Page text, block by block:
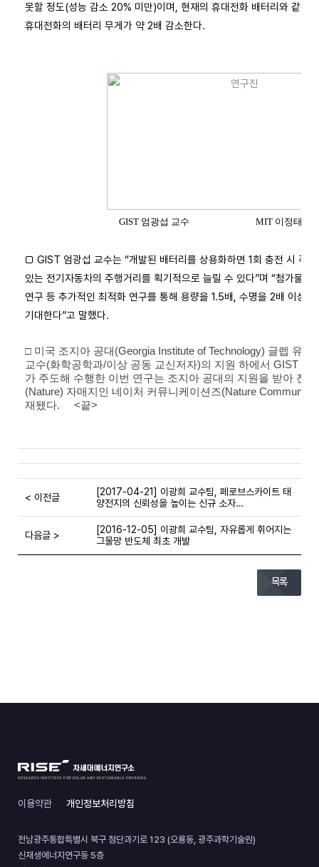
못할 정도(성능 감소 20% 미만)이며, 현재의 휴대전화 배터리와 같은
휴대전화의 배터리 무게가 약 2배 감소한다.
GIST 엄광섭 교수 MIT 이정태 박
□ GIST 엄광섭 교수는 “개발된 배터리를 상용화하면 1회 충전 시 주
있는 전기자동차의 주행거리를 획기적으로 늘릴 수 있다”며 “첨가물
연구 등 추가적인 최적화 연구를 통해 용량을 1.5배, 수명을 2배 이상
기대한다”고 말했다.
□ 미국 조지아 공대(Georgia Institute of Technology) 글렙 유
교수(화학공학과/이상 공동 교신저자)의 지원 하에서 GIST 엄
가 주도해 수행한 이번 연구는 조지아 공대의 지원을 받아 진
(Nature) 자매지인 네이처 커뮤니케이션즈(Nature
재됐다. <끝>
< 이전글
[2017-04-21] 이광희 교수팀, 페로브스카이트 태
양전지의 신뢰성을 높이는 신규 소자…
다음글 >
[2016-12-05] 이광희 교수팀, 자유롭게 휘어지는
그물망 반도체 최초 개발
목록
이용약관 개인정보처리방침
전남광주통합특별시 북구 첨단과기로 123 (오룡동, 광주과학기술원)
신재생에너지연구동 5층